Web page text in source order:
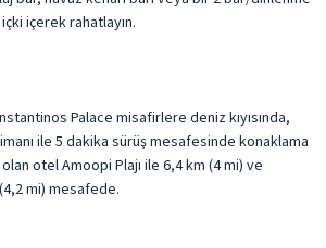
içerek rahatlayın.
Palace misafirlere deniz kıyısında,
ile 5 dakika sürüş mesafesinde konaklama
otel Amoopi Plajı ile 6,4 km (4 mi) ve
mi) mesafede.